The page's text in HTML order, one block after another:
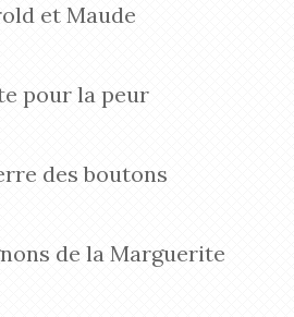
et Maude
pour la peur
des boutons
de la Marguerite